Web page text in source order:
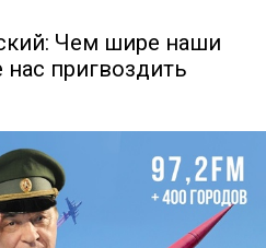
Чем шире наши
нас пригвоздить